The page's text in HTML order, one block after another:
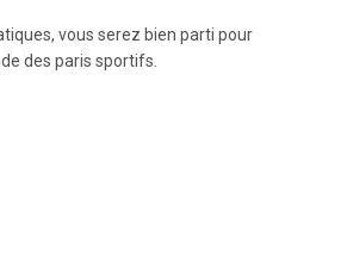
vous serez bien parti pour
des paris sportifs.